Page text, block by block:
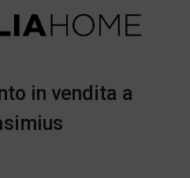
in vendita a